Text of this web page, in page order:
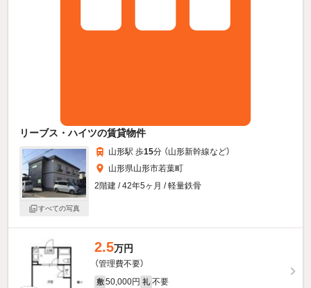
リーブス・ハイツの賃貸物件
すべての写真
山形駅 歩15分 （山形新幹線など）
山形県山形市若葉町
2階建 / 42年5ヶ月 / 軽量鉄骨
2.5万円
（管理費不要）
敷 50,000円 礼 不要